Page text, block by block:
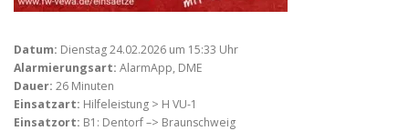
Datum: Dienstag 24.02.2026 um 15:33 Uhr
Alarmierungsart: AlarmApp, DME
Dauer: 26 Minuten
Einsatzart: Hilfeleistung > H VU-1
Einsatzort: B1: Dentorf –> Braunschweig